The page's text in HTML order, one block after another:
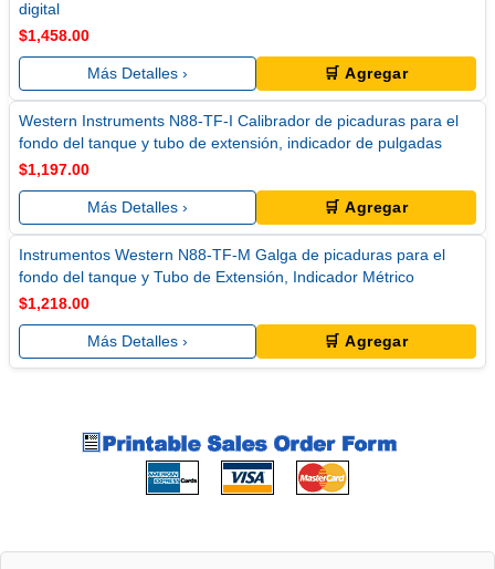
digital
$1,458.00
Más Detalles › 🛒 Agregar
Western Instruments N88-TF-I Calibrador de picaduras para el
fondo del tanque y tubo de extensión, indicador de pulgadas
$1,197.00
Más Detalles › 🛒 Agregar
Instrumentos Western N88-TF-M Galga de picaduras para el
fondo del tanque y Tubo de Extensión, Indicador Métrico
$1,218.00
Más Detalles › 🛒 Agregar